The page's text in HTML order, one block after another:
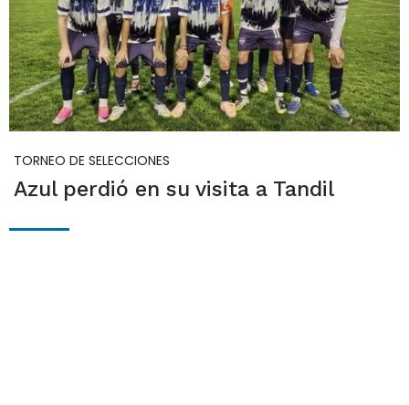
TORNEO DE SELECCIONES
Azul perdió en su visita a Tandil